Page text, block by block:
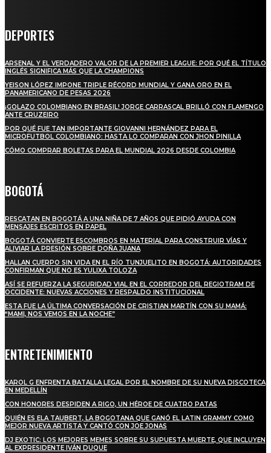
DEPORTES
ARSENAL Y EL VERDADERO VALOR DE LA PREMIER LEAGUE: POR QUÉ EL TÍTULO
INGLÉS SIGNIFICA MÁS QUE LA CHAMPIONS
YEISON LÓPEZ IMPONE TRIPLE RÉCORD MUNDIAL Y GANA ORO EN EL
PANAMERICANO DE PESAS 2026
¡GOLAZO COLOMBIANO EN BRASIL! JORGE CARRASCAL BRILLÓ CON FLAMENGO
ANTE CRUZEIRO
POR QUÉ FUE TAN IMPORTANTE GIOVANNI HERNÁNDEZ PARA EL
MICROFUTBOL COLOMBIANO: HASTA LO COMPARAN CON JHON PINILLA
CÓMO COMPRAR BOLETAS PARA EL MUNDIAL 2026 DESDE COLOMBIA
BOGOTÁ
RESCATAN EN BOGOTÁ A UNA NIÑA DE 7 AÑOS QUE PIDIÓ AYUDA CON
MENSAJES ESCRITOS EN PAPEL
BOGOTÁ CONVIERTE ESCOMBROS EN MATERIAL PARA CONSTRUIR VÍAS Y
ALIVIAR LA PRESIÓN SOBRE DOÑA JUANA
HALLAN CUERPO SIN VIDA EN EL RÍO TUNJUELITO EN BOGOTÁ: AUTORIDADES
CONFIRMAN QUE NO ES YULIXA TOLOZA
ASÍ SE REFUERZA LA SEGURIDAD VIAL EN EL CORREDOR DEL REGIOTRAM DE
OCCIDENTE: NUEVAS ACCIONES Y RESPALDO INSTITUCIONAL
ESTA FUE LA ÚLTIMA CONVERSACIÓN DE CRISTIAN MARTÍN CON SU MAMÁ:
“MAMI, NOS VEMOS EN LA NOCHE”
ENTRETENIMIENTO
KAROL G ENFRENTA BATALLA LEGAL POR EL NOMBRE DE SU NUEVA DISCOTECA
EN MEDELLÍN
CON HONORES DESPIDEN A RIGO, UN HÉROE DE CUATRO PATAS
QUIÉN ES ELA TAUBERT, LA BOGOTANA QUE GANÓ EL LATIN GRAMMY COMO
MEJOR NUEVA ARTISTA Y CANTÓ CON JOE JONAS
DJ EXOTIC: LOS MEJORES MEMES SOBRE SU SUPUESTA MUERTE, QUE INCLUYEN
AL EXPRESIDENTE IVÁN DUQUE